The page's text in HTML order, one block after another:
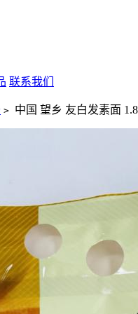
联系我们
> 中国 望乡 友白发素面